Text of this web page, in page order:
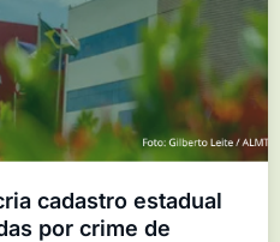
cadastro estadual
por crime de